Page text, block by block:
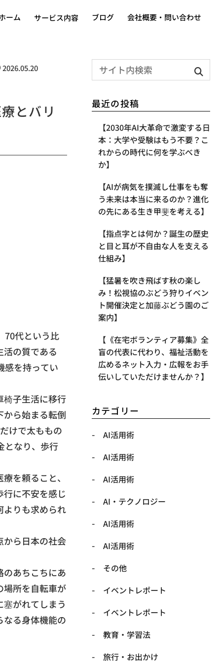
ーム サービス内容 ブログ 会社概要・問い合わせ
2026.05.20
とバリ
70代という比
活の質である
感を持ってい
椅子生活に移行
から始まる転倒
けで太ももの
となり、歩行
を頼ること、
行に不安を感じ
よりも求められ
から日本の社会
のあちこちにあ
場所を自転車が
がれてしまう
なる身体機能の
最近の投稿
【2030年AI大革命で激変する日
本：大学や受験はもう不要？こ
れからの時代に何を学ぶべき
か】
【AIが病気を撲滅し仕事をも奪
う未来は本当に来るのか？進化
の先にある生き甲斐を考える】
【指点字とは何か？誕生の歴史
と目と耳が不自由な人を支える
仕組み】
【​猛暑を吹き飛ばす秋の楽し
み！松視協のぶどう狩りイベン
ト開催決定と加藤ぶどう園のご
案内】
【《在宅ボランティア募集》全
盲の代表に代わり、福祉活動を
広めるネット入力・広報をお手
伝いしていただけませんか？】
カテゴリー
AI活用術
AI活用術
AI活用術
​AI・テクノロジー
​AI活用術
​AI活用術
​その他
​イベントレポート
​イベントレポート
​教育・学習法
​旅行・お出かけ